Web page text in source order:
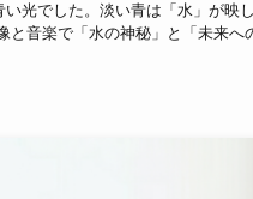
光でした。淡い青は「水」が映
音楽で「水の神秘」と「未来